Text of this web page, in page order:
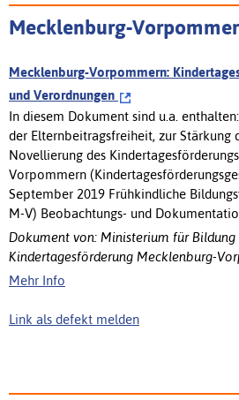
Mecklenburg-
Mecklenburg-Vorpommern:
und Verordnungen
In diesem Dokument sind u.a.
der Elternbeitragsfreiheit, zur Stärkung
Novellierung des
Vorpommern
September 2019 Frühkindliche
M-V) Beobachtungs- und
Dokument von: Ministerium für Bildung
Kindertagesförderung Mecklenburg-
Mehr Info
Link als defekt melden